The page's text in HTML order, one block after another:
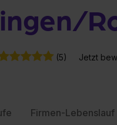
(5) Jetzt
Firmen-Lebenslauf